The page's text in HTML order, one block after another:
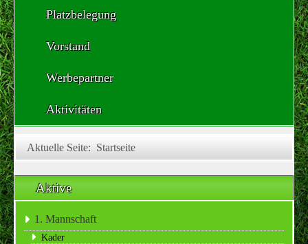
Platzbelegung
Vorstand
Werbepartner
Aktivitäten
Aktuelle Seite: Startseite
Aktive
1. Mannschaft
Kader